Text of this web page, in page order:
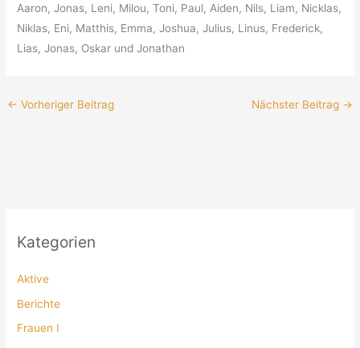
Kategorien
Aktive
Berichte
Frauen I
Aaron, Jonas, Leni, Milou, Toni, Paul, Aiden, Nils, Liam, Nicklas,
Niklas, Eni, Matthis, Emma, Joshua, Julius, Linus, Frederick,
Lias, Jonas, Oskar und Jonathan
← Vorheriger Beitrag Nächster Beitrag →